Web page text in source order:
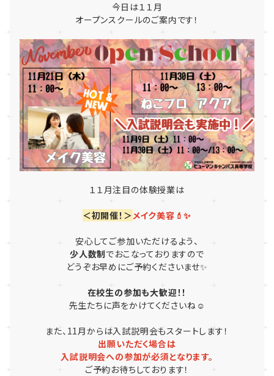
今日は１１月
オープンスクールのご案内です！
１１月注目の体験授業は
＜初開催！＞メイク美容💄✨
安心してご参加いただけるよう、
少人数制でおこなっておりますので
どうぞお早めにご予約くださいませ✨
在校生の参加も大歓迎！！
先生たちに声をかけてくださいね☺
また、11月からは入試説明会もスタートします！
出願いただく場合は
入試説明会への参加が必須となります。
ご予約お待ちしております！